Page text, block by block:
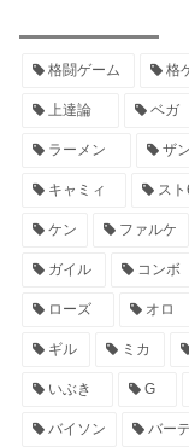
格闘ゲーム 格
上達論 ベガ
ラーメン ザ
キャミィ スト
ケン ファルケ
ガイル コンボ
ローズ オロ
ギル ミカ
いぶき G
バイソン バー